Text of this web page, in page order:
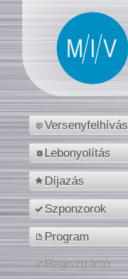
Versenyfelhívás
Lebonyolítás
Díjazás
Szponzorok
Program
Regisztráció